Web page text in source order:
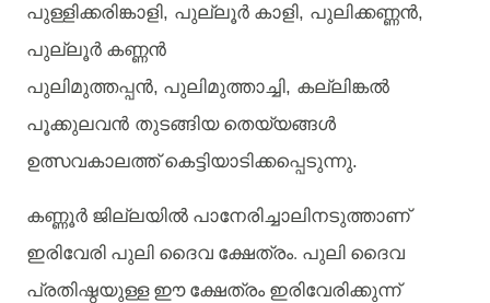
പുള്ളിക്കരിങ്കാളി, പുല്ലൂർ കാളി, പുലിക്കണ്ണൻ,
പുല്ലൂർ കണ്ണൻ
പുലിമുത്തപ്പൻ, പുലിമുത്താച്ചി, കല്ലിങ്കൽ
പൂക്കുലവൻ തുടങ്ങിയ തെയ്യങ്ങൾ
ഉത്സവകാലത്ത് കെട്ടിയാടിക്കപ്പെടുന്നു.
കണ്ണൂർ ജില്ലയിൽ പാനേരിച്ചാലിനടുത്താണ്
ഇരിവേരി പുലി ദൈവ ക്ഷേത്രം. പുലി ദൈവ
പ്രതിഷ്ഠയുള്ള ഈ ക്ഷേത്രം ഇരിവേരിക്കുന്ന്